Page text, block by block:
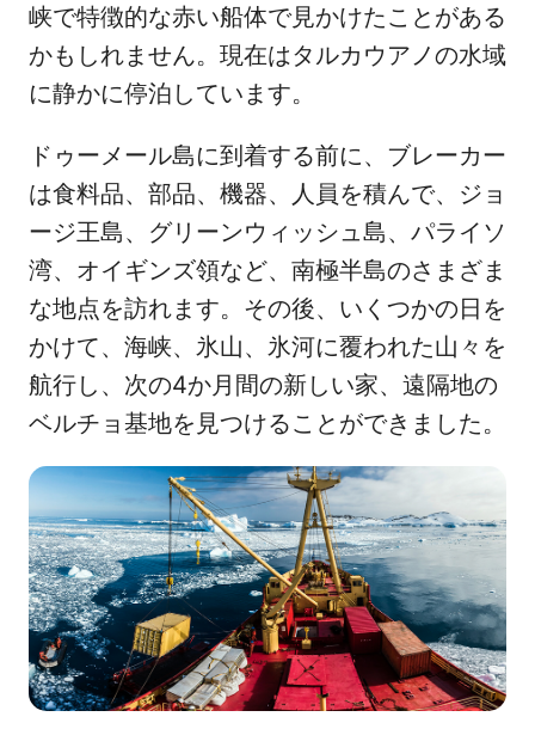
峡で特徴的な赤い船体で見かけたことがある
かもしれません。現在はタルカウアノの水域
に静かに停泊しています。
ドゥーメール島に到着する前に、ブレーカー
は食料品、部品、機器、人員を積んで、ジョ
ージ王島、グリーンウィッシュ島、パライソ
湾、オイギンズ領など、南極半島のさまざま
な地点を訪れます。その後、いくつかの日を
かけて、海峡、氷山、氷河に覆われた山々を
航行し、次の4か月間の新しい家、遠隔地の
ベルチョ基地を見つけることができました。